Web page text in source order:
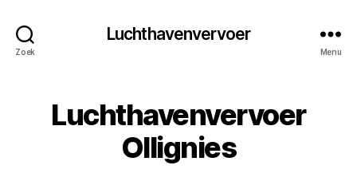
Zoek
Luchthavenvervoer
Menu
Luchthavenvervoer
Ollignies